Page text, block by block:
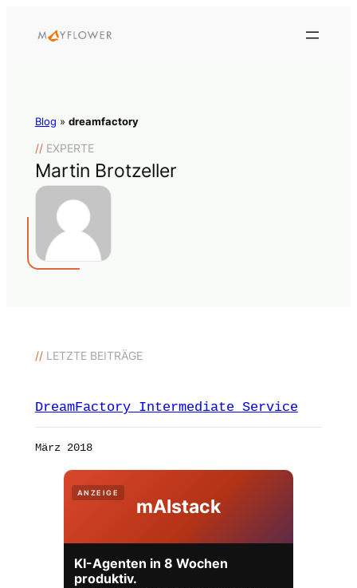
Blog » dreamfactory
//EXPERTE
Martin Brotzeller
//LETZTE BEITRÄGE
DreamFactory Intermediate Service
März 2018
ANZEIGE
mAIstack
KI-Agenten in 8 Wochen
produktiv.